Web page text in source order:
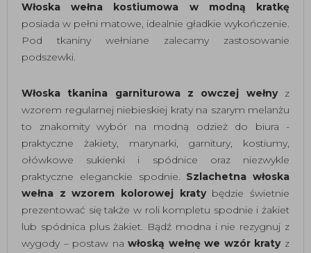
Włoska wełna kostiumowa w modną kratkę
posiada w pełni matowe, idealnie gładkie wykończenie.
Pod tkaniny wełniane zalecamy zastosowanie
podszewki.
Włoska tkanina garniturowa z owczej wełnyz
wzorem regularnej niebieskiej kraty na szarym melanżu
to znakomity wybór na modną odzież do biura -
praktyczne żakiety, marynarki, garnitury, kostiumy,
ołówkowe sukienki i spódnice oraz niezwykle
praktyczne eleganckie spodnie. Szlachetna włoska
wełna z wzorem kolorowej kratybędzie świetnie
prezentować się także w roli kompletu spodnie i żakiet
lub spódnica plus żakiet. Bądź modna i nie rezygnuj z
wygody – postaw nawłoską wełnę we wzór kratyz